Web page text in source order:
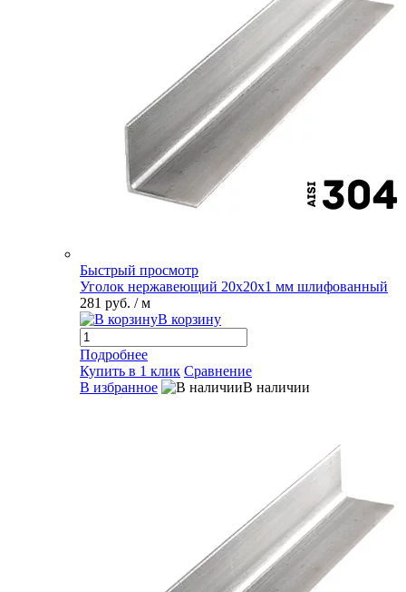
Быстрый просмотр
Уголок нержавеющий 20х20х1 мм шлифованный
281 руб. / м
В корзину
Подробнее
Купить в 1 клик Сравнение
В избранное
В наличии